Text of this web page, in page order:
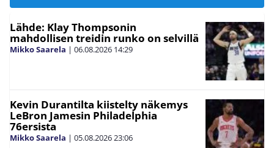
Lähde: Klay Thompsonin
mahdollisen treidin runko on selvillä
Mikko Saarela | 06.08.2026 14:29
Kevin Durantilta kiistelty näkemys
LeBron Jamesin Philadelphia
76ersista
Mikko Saarela | 05.08.202623:06